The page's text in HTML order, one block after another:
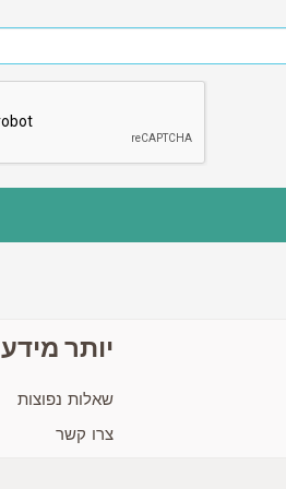
יותר מידע
שאלות נפוצות
צרו קשר